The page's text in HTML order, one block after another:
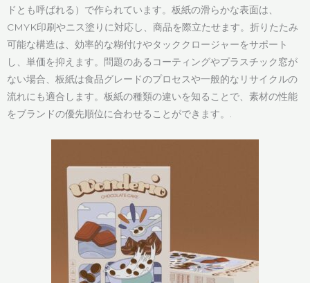
ドとも呼ばれる）で作られています。板紙の滑らかな表面は、
CMYK印刷やニス塗りに対応し、商品を際立たせます。折りたたみ
可能な構造は、効率的な糊付けやタッククロージャーをサポート
し、単価を抑えます。問題のあるコーティングやプラスチック窓が
ない場合、板紙は食品グレードのプロセスや一般的なリサイクルの
流れにも適合します。板紙の種類の違いを知ることで、素材の性能
をブランドの優先順位に合わせることができます。.